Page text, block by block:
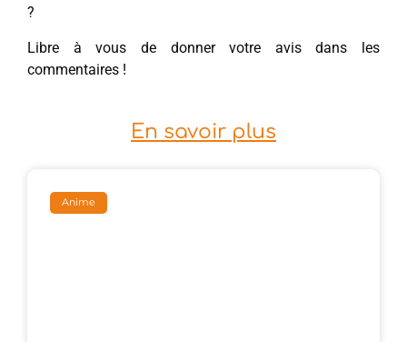
?
Libre à vous de donner votre avis dans les
commentaires !
En savoir plus
Anime